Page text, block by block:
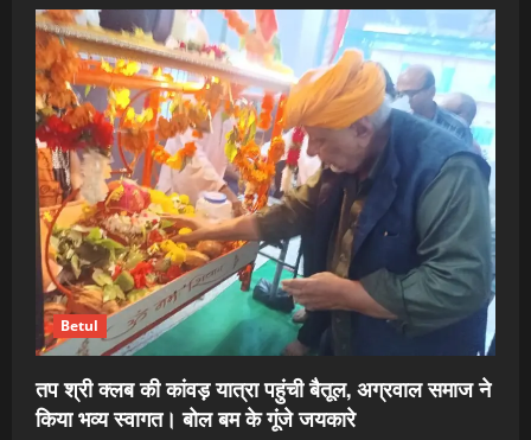
Betul
तप श्री क्लब की कांवड़ यात्रा पहुंची बैतूल, अग्रवाल समाज ने
किया भव्य स्वागत। बोल बम के गूंजे जयकारे